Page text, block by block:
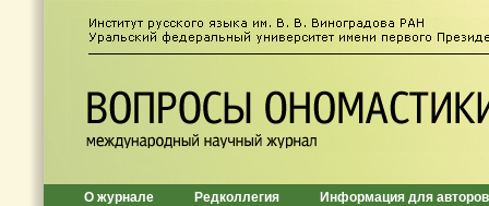
О журнале Редколлегия Информация для авторов